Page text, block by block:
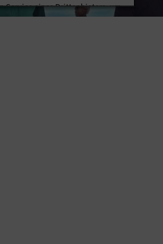
Service eines Drittanbieters, um
Dieser Service kann Daten zu